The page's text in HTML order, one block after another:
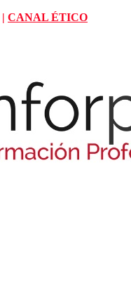
| CANAL ÉTICO